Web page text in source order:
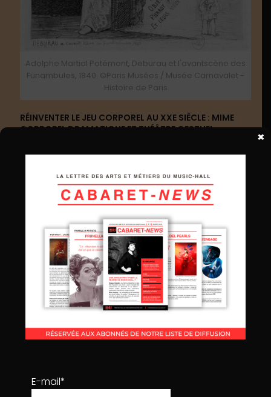
Adolphe Martial Potémont, Deburau et l'avantscène des
Funambules, 1840. ©Paris Musées / Musée Carnavalet -
Histoire de Paris
RÉINVENTER LE JEU CORPOREL AU XXE SIÈCLE : MIME
CORPOREL DRAMATIQUE ET THÉÂTRE GESTUEL…
Lors de sa conférence à la Maison de la Chimie, le 27 juin
l’ancienne pantomime, et le mime corporel
dramatique, dont il a fondé le « solfège gestuel » dans
les années 1930. Cette opposition est à la fois corporelle et
essentiellement avec ses mains et son visage, le mime
corporel joue de tout son corps, à partir du « tronc », le
centre du corps (composé du bassin, de la ceinture, de la
poitrine, de la tête et du cou). C’est pourquoi le mime
corporel se montre fréquemment le visage voilé ou de
dos : il tend vers l’action, l’abstraction et l’allégorie. La
pantomime est, à l’inverse, muette, narrative et illustrative :
elle prétend tout traduire en gestes. Le mime corporel est
un art sérieux et noble, là où la pantomime se cantonne
aux formes comiques. Decroux condamne la pantomime
et l’érige en contre-modèle : il s’en tiendra éloigné toute
Mais, dans son entourage artistique, d’autres pratiqueront
E-mail*
×